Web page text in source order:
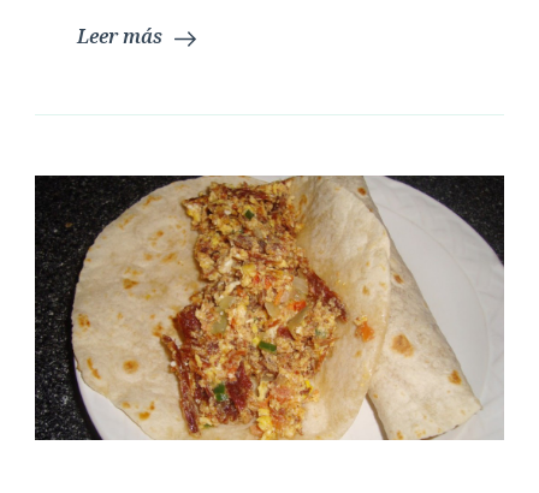
Leer más